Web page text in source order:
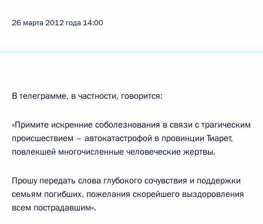
26 марта 2012 года 14:00
В телеграмме, в частности, говорится:
«Примите искренние соболезнования в связи с трагическим
происшествием – автокатастрофой в провинции Тиарет,
повлекшей многочисленные человеческие жертвы.
Прошу передать слова глубокого сочувствия и поддержки
семьям погибших, пожелания скорейшего выздоровления
всем пострадавшим».